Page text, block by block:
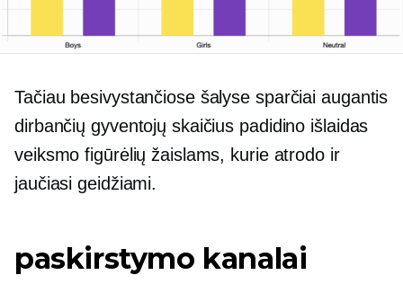
Tačiau besivystančiose šalyse sparčiai augantis
dirbančių gyventojų skaičius padidino išlaidas
veiksmo figūrėlių žaislams, kurie atrodo ir
jaučiasi geidžiami.
paskirstymo kanalai